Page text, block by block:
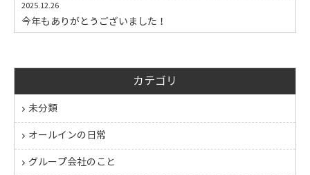
2025.12.26
今年もありがとうございました！
カテゴリ
未分類
オールインの日常
グループ会社のこと